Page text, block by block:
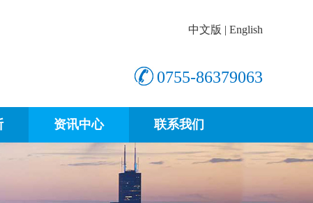
中文版 | English
0755-86379063
资讯中心 联系我们